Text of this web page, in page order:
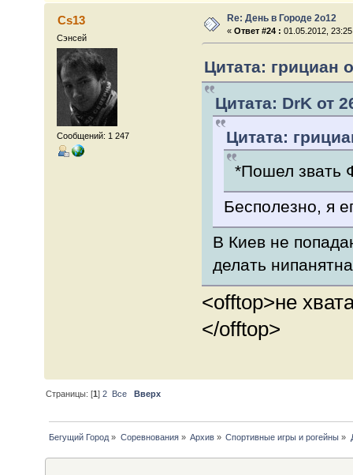
Cs13
Сэнсей
Сообщений: 1 247
Re: День в Городе 2о12
«Ответ #24 : 01.05.2012,
Цитата: грициан
Цитата: DrK от
Цитата:
*Пошел звать
Бесполезно, я
В Киев не
делать
<offtop>не
</offtop>
Страницы: [1]2 Все Вверх
Бегущий Город » Соревнования» Архив » Спортивные игры и рогейны »